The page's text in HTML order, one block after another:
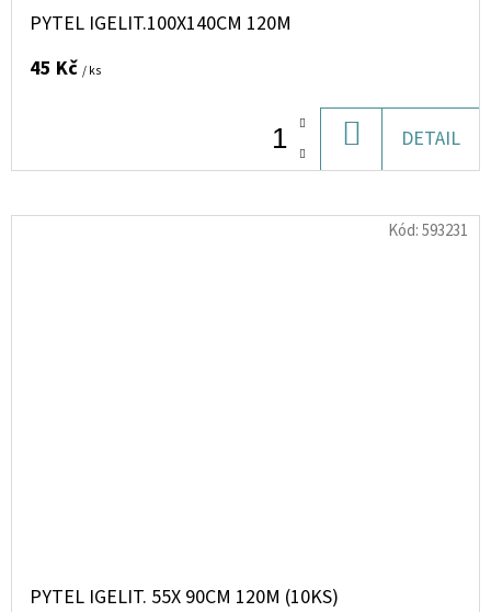
PYTEL IGELIT.100X140CM 120Μ
45 Kč / ks
KOŠÍKU
DETAIL
PYTEL IGELIT. 55X 90CM 120Μ (10KS)
Kód:593231